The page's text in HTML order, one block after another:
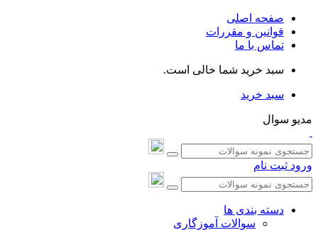
صفحه اصلی
قوانین و مقررات
تماس با ما
سبد خرید شما خالی است.
سبد خرید
مدیو سوال
ورود ثبت نام
دسته بندی ها
سوالات آموزگاری